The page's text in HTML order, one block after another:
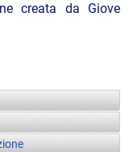
creata da Giove